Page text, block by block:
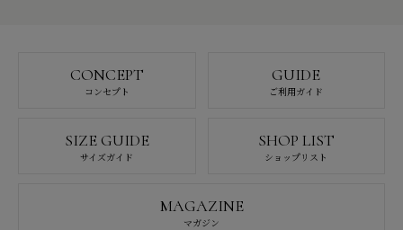
CONCEPT
コンセプト
GUIDE
ご利用ガイド
SIZE GUIDE
サイズガイド
SHOP LIST
ショップリスト
MAGAZINE
マガジン